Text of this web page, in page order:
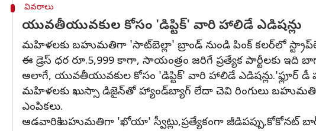
వివరాలు
యువతీయువకుల కోసం 'డిప్టిక్‌' వారి హాలిడే ఎడిషన్లు
మహిళలకు బహుమతిగా 'సాట్‌బెల్లా' బ్రాండ్‌ నుండి పింక్‌ కలర్‌లో
ఈ డ్రెస్‌ ధర రూ.5,999 కాగా, సాయంత్రం జరిగే ప్రత్యేక పార్టీలకు ఇది
అలాగే, యువతీయువకుల కోసం 'డిప్టిక్‌' వారి హాలిడే ఎడిషన్లు.'ఫ్లూర్‌ డీ
మహిళలకు ఖుస్సా డిజైన్‌తో హ్యాండ్‌బ్యాగ్‌ లేదా చెవి రింగులు
ఎంపికలు.
ఆడవారికి బహుమతిగా 'ఖోయా' స్వీట్లు,ప్రత్యేకంగా జీడిపప్పు,కోకోనట్‌